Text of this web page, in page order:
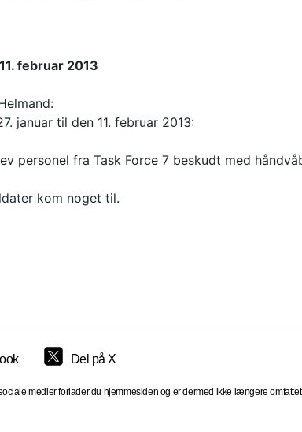
februar 2013
januar til den 11. februar 2013:
personel fra Task Force 7 beskudt med
kom noget til.
Del på X
medier forlader du hjemmesiden og er dermed ikke længere